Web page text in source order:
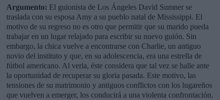
Argumento: El guionista de Los Ángeles David Sumner se
traslada con su esposa Amy a su pueblo natal de Mississippi. El
motivo de su regreso no es otro que permitir que su marido pueda
trabajar en un lugar relajado para escribir su nuevo guión. Sin
embargo, la chica vuelve a encontrarse con Charlie, un antiguo
novio del instituto y que, en su adolescencia, era una estrella de
fútbol americano. Al verla, éste considera que tal vez se halle ante
la oportunidad de recuperar su gloria pasada. Este motivo, las
tensiones de su matrimonio y antiguos conflictos con los lugareños
que vuelven a emerger, los conducirá a una violenta confrontación.